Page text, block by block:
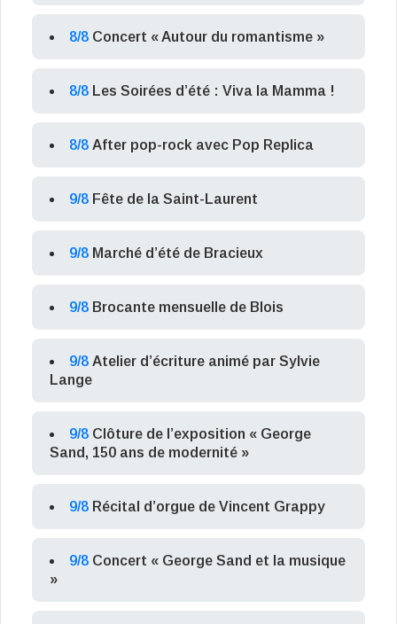
8/8 Concert « Autour du romantisme »
8/8 Les Soirées d’été : Viva la Mamma !
8/8 After pop-rock avec Pop Replica
9/8 Fête de la Saint-Laurent
9/8 Marché d’été de Bracieux
9/8 Brocante mensuelle de Blois
9/8 Atelier d’écriture animé par Sylvie
Lange
9/8 Clôture de l’exposition « George
Sand, 150 ans de modernité »
9/8 Récital d’orgue de Vincent Grappy
9/8 Concert « George Sand et la musique
»